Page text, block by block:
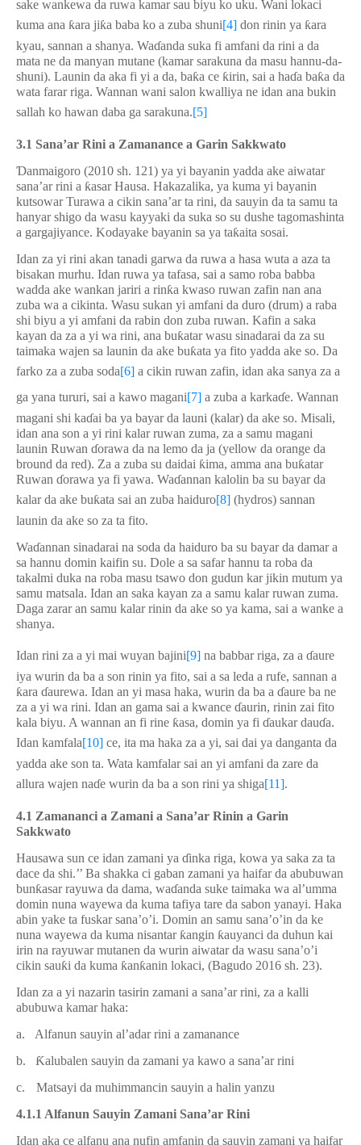
sake wankewa da ruwa kamar sau biyu ko uku. Wani lokaci
kuma ana ƙara jiƙa baba ko a zuba shuni[4] don rinin ya ƙara
kyau, sannan a shanya. Waɗanda suka fi amfani da rini a da
mata ne da manyan mutane (kamar sarakuna da masu hannu-da-
shuni). Launin da aka fi yi a da, baƙa ce ƙirin, sai a haɗa baƙa da
wata farar riga. Wannan wani salon kwalliya ne idan ana bukin
sallah ko hawan daba ga sarakuna.[5]
3.1 Sana’ar Rini a Zamanance a Garin Sakkwato
Ɗanmaigoro (2010 sh. 121) ya yi bayanin yadda ake aiwatar
sana’ar rini a ƙasar Hausa. Hakazalika, ya kuma yi bayanin
kutsowar Turawa a cikin sana’ar ta rini, da sauyin da ta samu ta
hanyar shigo da wasu kayyaki da suka so su dushe tagomashinta
a gargajiyance. Kodayake bayanin sa ya taƙaita sosai.
Idan za yi rini akan tanadi garwa da ruwa a hasa wuta a aza ta
bisakan murhu. Idan ruwa ya tafasa, sai a samo roba babba
wadda ake wankan jariri a rinƙa kwaso ruwan zafin nan ana
zuba wa a cikinta. Wasu sukan yi amfani da duro (drum) a raba
shi biyu a yi amfani da rabin don zuba ruwan. Kafin a saka
kayan da za a yi wa rini, ana buƙatar wasu sinadarai da za su
taimaka wajen sa launin da ake buƙata ya fito yadda ake so. Da
farko za a zuba soda[6] a cikin ruwan zafin, idan aka sanya za a
ga yana tururi, sai a kawo magani[7] a zuba a karkaɗe. Wannan
magani shi kaɗai ba ya bayar da launi (kalar) da ake so. Misali,
idan ana son a yi rini kalar ruwan zuma, za a samu magani
launin Ruwan ɗorawa da na lemo da ja (yellow da orange da
bround da red). Za a zuba su daidai ƙima, amma ana buƙatar
Ruwan ɗorawa ya fi yawa. Waɗannan kalolin ba su bayar da
kalar da ake buƙata sai an zuba haiduro[8] (hydros) sannan
launin da ake so za ta fito.
Waɗannan sinadarai na soda da haiduro ba su bayar da damar a
sa hannu domin kaifin su. Dole a sa safar hannu ta roba da
takalmi duka na roba masu tsawo don gudun kar jikin mutum ya
samu matsala. Idan an saka kayan za a samu kalar ruwan zuma.
Daga zarar an samu kalar rinin da ake so ya kama, sai a wanke a
shanya.
Idan rini za a yi mai wuyan bajini[9] na babbar riga, za a ɗaure
iya wurin da ba a son rinin ya fito, sai a sa leda a rufe, sannan a
ƙara ɗaurewa. Idan an yi masa haka, wurin da ba a ɗaure ba ne
za a yi wa rini. Idan an gama sai a kwance ɗaurin, rinin zai fito
kala biyu. A wannan an fi rine ƙasa, domin ya fi ɗaukar dauɗa.
Idan kamfala[10] ce, ita ma haka za a yi, sai dai ya danganta da
yadda ake son ta. Wata kamfalar sai an yi amfani da zare da
allura wajen naɗe wurin da ba a son rini ya shiga[11].
4.1 Zamananci a Zamani a Sana’ar Rinin a Garin
Sakkwato
Hausawa sun ce idan zamani ya ɗinka riga, kowa ya saka za ta
dace da shi.’’ Ba shakka ci gaban zamani ya haifar da abubuwan
bunƙasar rayuwa da dama, waɗanda suke taimaka wa al’umma
domin nuna wayewa da kuma tafiya tare da sabon yanayi. Haka
abin yake ta fuskar sana’o’i. Domin an samu sana’o’in da ke
nuna wayewa da kuma nisantarƙangin ƙauyanci da duhun kai
irin na rayuwar mutanen da wurin aiwatar da wasu sana’o’i
cikin sauƙi da kuma ƙanƙanin lokaci, (Bagudo 2016 sh. 23).
Idan za a yi nazarin tasirin zamani a sana’ar rini, za a kalli
abubuwa kamar haka:
a.
Alfanun sauyin al’adar rini a zamanance
b.
Ƙalubalen sauyin da zamani ya kawo a sana’ar rini
c.
Matsayi da muhimmancin sauyin a halin yanzu
4.1.1 Alfanun Sauyin Zamani Sana’ar Rini
Idan aka ce alfanu ana nufin amfanin da sauyin zamani ya haifar